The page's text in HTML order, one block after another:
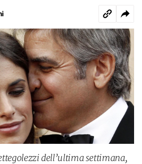
dell’ultima settimana,